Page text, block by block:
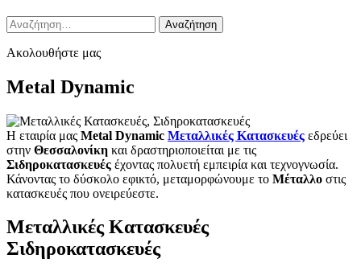
Αναζήτηση
για:
Ακολουθήστε μας
Metal Dynamic
Η εταιρία μας Metal Dynamic Μεταλλικές Κατασκευές εδρεύει
στην Θεσσαλονίκη και δραστηριοποιείται με τις
Σιδηροκατασκευές έχοντας πολυετή εμπειρία και τεχνογνωσία.
Κάνοντας το δύσκολο εφικτό, μεταμορφώνουμε το Μέταλλο στις
κατασκευές που ονειρεύεστε.
Μεταλλικές Κατασκευές
Σιδηροκατασκευές